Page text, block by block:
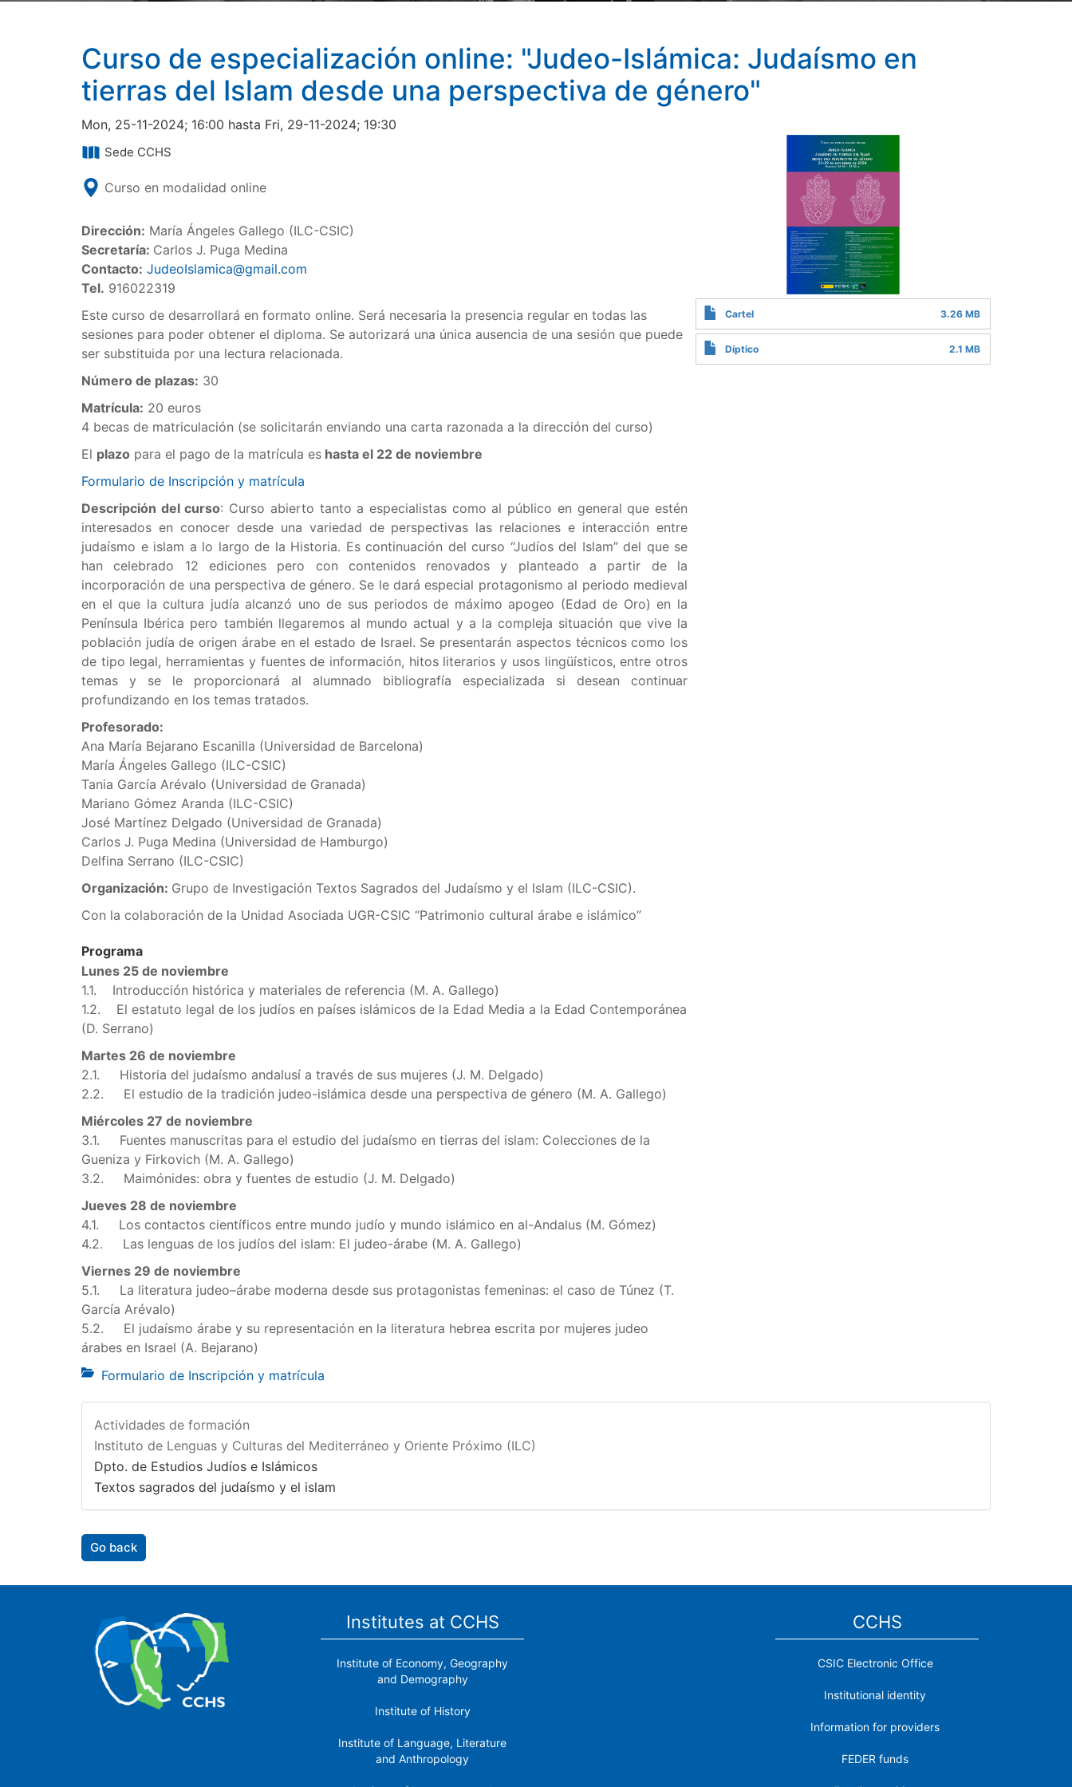
Curso de especialización online: "Judeo-Islámica: Judaísmo en
tierras del Islam desde una perspectiva de género"
Mon, 25-11-2024; 16:00 hasta Fri, 29-11-2024; 19:30
Sede CCHS
Curso en modalidad online
Dirección: María Ángeles Gallego (ILC-CSIC)
Secretaría: Carlos J. Puga Medina
Contacto: JudeoIslamica@gmail.com
Tel. 916022319
Este curso de desarrollará en formato online. Será necesaria la presencia regular en todas las
sesiones para poder obtener el diploma. Se autorizará una única ausencia de una sesión que puede
ser substituida por una lectura relacionada.
Número de plazas: 30
Matrícula: 20 euros
4 becas de matriculación (se solicitarán enviando una carta razonada a la dirección del curso)
El plazo para el pago de la matrícula es hasta el 22 de noviembre
Formulario de Inscripción y matrícula
Descripción del curso: Curso abierto tanto a especialistas como al público en general que estén
interesados en conocer desde una variedad de perspectivas las relaciones e interacción entre
judaísmo e islam a lo largo de la Historia. Es continuación del curso “Judíos del Islam” del que se
han celebrado 12 ediciones pero con contenidos renovados y planteado a partir de la
incorporación de una perspectiva de género. Se le dará especial protagonismo al periodo medieval
en el que la cultura judía alcanzó uno de sus periodos de máximo apogeo (Edad de Oro) en la
Península Ibérica pero también llegaremos al mundo actual y a la compleja situación que vive la
población judía de origen árabe en el estado de Israel. Se presentarán aspectos técnicos como los
de tipo legal, herramientas y fuentes de información, hitos literarios y usos lingüísticos, entre otros
temas y se le proporcionará al alumnado bibliografía especializada si desean continuar
profundizando en los temas tratados.
Profesorado:
Ana María Bejarano Escanilla (Universidad de Barcelona)
María Ángeles Gallego (ILC-CSIC)
Tania García Arévalo (Universidad de Granada)
Mariano Gómez Aranda (ILC-CSIC)
José Martínez Delgado (Universidad de Granada)
Carlos J. Puga Medina (Universidad de Hamburgo)
Delfina Serrano (ILC-CSIC)
Organización: Grupo de Investigación Textos Sagrados del Judaísmo y el Islam (ILC-CSIC).
Con la colaboración de la Unidad Asociada UGR-CSIC “Patrimonio cultural árabe e islámico”
Programa
Lunes 25 de noviembre
1.1. Introducción histórica y materiales de referencia (M. A. Gallego)
1.2. El estatuto legal de los judíos en países islámicos de la Edad Media a la Edad Contemporánea
(D. Serrano)
Martes 26 de noviembre
2.1. Historia del judaísmo andalusí a través de sus mujeres (J. M. Delgado)
2.2. El estudio de la tradición judeo-islámica desde una perspectiva de género (M. A. Gallego)
Miércoles 27 de noviembre
3.1. Fuentes manuscritas para el estudio del judaísmo en tierras del islam: Colecciones de la
Gueniza y Firkovich (M. A. Gallego)
3.2. Maimónides: obra y fuentes de estudio (J. M. Delgado)
Jueves 28 de noviembre
4.1. Los contactos científicos entre mundo judío y mundo islámico en al-Andalus (M. Gómez)
4.2. Las lenguas de los judíos del islam: El judeo-árabe (M. A. Gallego)
Viernes 29 de noviembre
5.1. La literatura judeo–árabe moderna desde sus protagonistas femeninas: el caso de Túnez (T.
García Arévalo)
5.2. El judaísmo árabe y su representación en la literatura hebrea escrita por mujeres judeo
árabes en Israel (A. Bejarano)
Cartel 3.26 MB
Díptico 2.1 MB
Formulario de Inscripción y matrícula
Actividades de formación
Instituto de Lenguas y Culturas del Mediterráneo y Oriente Próximo (ILC)
Dpto. de Estudios Judíos e Islámicos
Textos sagrados del judaísmo y el islam
Go back
Institutes at CCHS
Institute of Economy, Geography
and Demography
Institute of History
Institute of Language, Literature
and Anthropology
CCHS
CSIC Electronic Office
Institutional identity
Information for providers
FEDER funds